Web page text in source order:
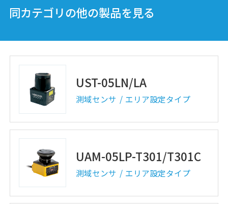
同カテゴリの他の製品を見る
UAM Monitor
UST-05LN/LA
測域センサ エリア設定タイプ
UAM-05LP-T301/T301C
測域センサ エリア設定タイプ